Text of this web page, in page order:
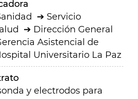
Servicio
Dirección General
Asistencial de
Universitario La Paz
y electrodos para